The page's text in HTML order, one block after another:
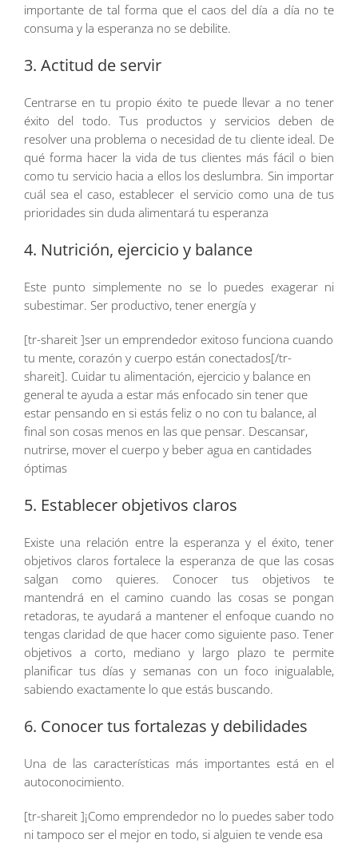
importante de tal forma que el caos del día a día no te
consuma y la esperanza no se debilite.
3. Actitud de servir
Centrarse en tu propio éxito te puede llevar a no tener
éxito del todo. Tus productos y servicios deben de
resolver una problema o necesidad de tu cliente ideal. De
qué forma hacer la vida de tus clientes más fácil o bien
como tu servicio hacia a ellos los deslumbra. Sin importar
cuál sea el caso, establecer el servicio como una de tus
prioridades sin duda alimentará tu esperanza
4. Nutrición, ejercicio y balance
Este punto simplemente no se lo puedes exagerar ni
subestimar. Ser productivo, tener energía y
[tr-shareit ]ser un emprendedor exitoso funciona cuando
tu mente, corazón y cuerpo están conectados[/tr-
shareit]. Cuidar tu alimentación, ejercicio y balance en
general te ayuda a estar más enfocado sin tener que
estar pensando en si estás feliz o no con tu balance, al
final son cosas menos en las que pensar. Descansar,
nutrirse, mover el cuerpo y beber agua en cantidades
óptimas
5. Establecer objetivos claros
Existe una relación entre la esperanza y el éxito, tener
objetivos claros fortalece la esperanza de que las cosas
salgan como quieres. Conocer tus objetivos te
mantendrá en el camino cuando las cosas se pongan
retadoras, te ayudará a mantener el enfoque cuando no
tengas claridad de que hacer como siguiente paso. Tener
objetivos a corto, mediano y largo plazo te permite
planificar tus días y semanas con un foco inigualable,
sabiendo exactamente lo que estás buscando.
6. Conocer tus fortalezas y debilidades
Una de las características más importantes está en el
autoconocimiento.
[tr-shareit ]¡Como emprendedor no lo puedes saber todo
ni tampoco ser el mejor en todo, si alguien te vende esa